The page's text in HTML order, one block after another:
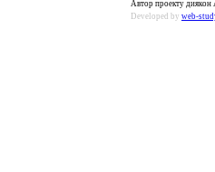
Автор проекту диякон
Developed by web-